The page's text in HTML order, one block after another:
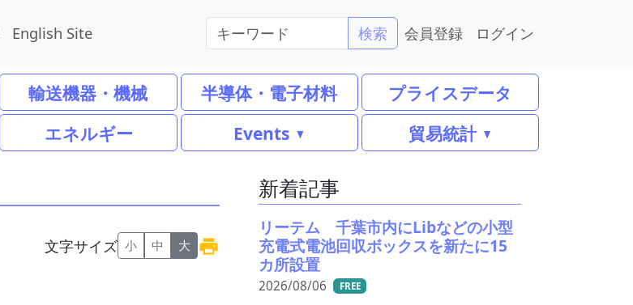
English Site 検索 会員登録 ログイン
輸送機器・機械 半導体・電子材料
プライスデータ
エネルギー Events 貿易統計
文字サイズ 小 中 大
新着記事
リーテム 千葉市内にLibなどの小型
充電式電池回収ボックスを新たに15
カ所設置
2026/08/06 FREE